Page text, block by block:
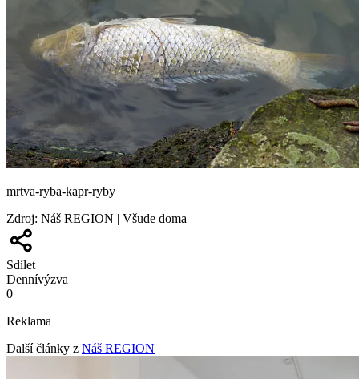
mrtva-ryba-kapr-ryby
Zdroj: Náš REGION | Všude doma
Sdílet
Dennívýzva
0
Reklama
Další články z Náš REGION